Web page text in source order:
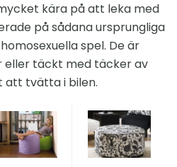
kära på att leka med
på sådana ursprungliga
spel. De är
eller täckt med täcker av
att tvätta i bilen.